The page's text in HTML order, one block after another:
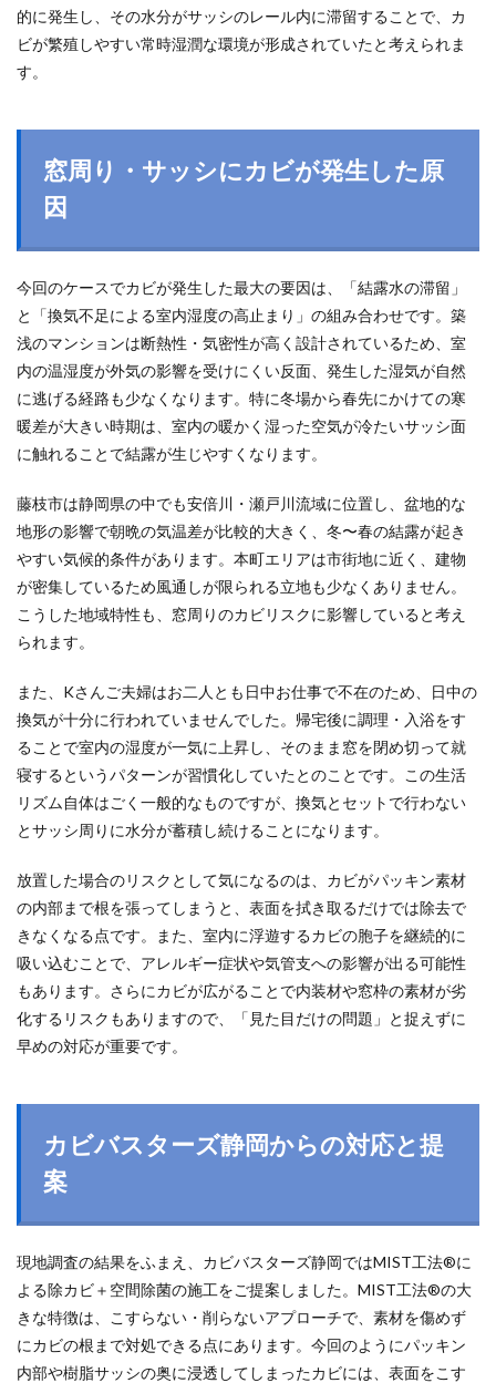
的に発生し、その水分がサッシのレール内に滞留することで、カ
ビが繁殖しやすい常時湿潤な環境が形成されていたと考えられま
す。
窓周り・サッシにカビが発生した原
因
今回のケースでカビが発生した最大の要因は、「結露水の滞留」
と「換気不足による室内湿度の高止まり」の組み合わせです。築
浅のマンションは断熱性・気密性が高く設計されているため、室
内の温湿度が外気の影響を受けにくい反面、発生した湿気が自然
に逃げる経路も少なくなります。特に冬場から春先にかけての寒
暖差が大きい時期は、室内の暖かく湿った空気が冷たいサッシ面
に触れることで結露が生じやすくなります。
藤枝市は静岡県の中でも安倍川・瀬戸川流域に位置し、盆地的な
地形の影響で朝晩の気温差が比較的大きく、冬〜春の結露が起き
やすい気候的条件があります。本町エリアは市街地に近く、建物
が密集しているため風通しが限られる立地も少なくありません。
こうした地域特性も、窓周りのカビリスクに影響していると考え
られます。
また、Kさんご夫婦はお二人とも日中お仕事で不在のため、日中の
換気が十分に行われていませんでした。帰宅後に調理・入浴をす
ることで室内の湿度が一気に上昇し、そのまま窓を閉め切って就
寝するというパターンが習慣化していたとのことです。この生活
リズム自体はごく一般的なものですが、換気とセットで行わない
とサッシ周りに水分が蓄積し続けることになります。
放置した場合のリスクとして気になるのは、カビがパッキン素材
の内部まで根を張ってしまうと、表面を拭き取るだけでは除去で
きなくなる点です。また、室内に浮遊するカビの胞子を継続的に
吸い込むことで、アレルギー症状や気管支への影響が出る可能性
もあります。さらにカビが広がることで内装材や窓枠の素材が劣
化するリスクもありますので、「見た目だけの問題」と捉えずに
早めの対応が重要です。
カビバスターズ静岡からの対応と提
案
現地調査の結果をふまえ、カビバスターズ静岡ではMIST工法®に
よる除カビ＋空間除菌の施工をご提案しました。MIST工法®の大
きな特徴は、こすらない・削らないアプローチで、素材を傷めず
にカビの根まで対処できる点にあります。今回のようにパッキン
内部や樹脂サッシの奥に浸透してしまったカビには、表面をこす